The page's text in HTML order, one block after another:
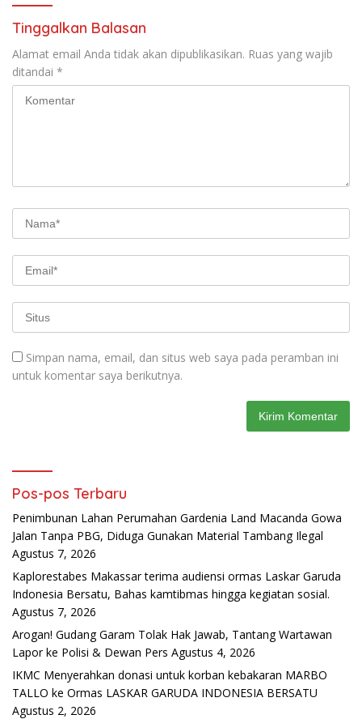
Tinggalkan Balasan
Alamat email Anda tidak akan dipublikasikan. Ruas yang wajib
ditandai *
Simpan nama, email, dan situs web saya pada peramban ini
untuk komentar saya berikutnya.
Pos-pos Terbaru
Penimbunan Lahan Perumahan Gardenia Land Macanda Gowa
Jalan Tanpa PBG, Diduga Gunakan Material Tambang Ilegal
Agustus 7, 2026
Kaplorestabes Makassar terima audiensi ormas Laskar Garuda
Indonesia Bersatu, Bahas kamtibmas hingga kegiatan sosial.
Agustus 7, 2026
Arogan! Gudang Garam Tolak Hak Jawab, Tantang Wartawan
Lapor ke Polisi & Dewan Pers Agustus 4, 2026
IKMC Menyerahkan donasi untuk korban kebakaran MARBO
TALLO ke Ormas LASKAR GARUDA INDONESIA BERSATU
Agustus 2, 2026